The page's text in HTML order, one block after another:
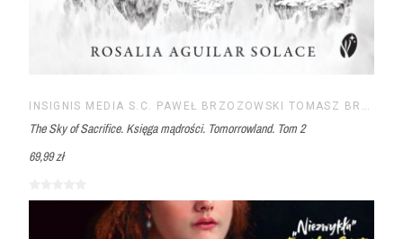
The Sky of Sacrifice. Księga mądrości. Tomorrowland. Tom 2
69,99 zł